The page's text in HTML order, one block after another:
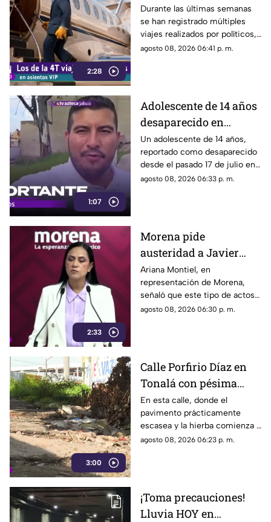
2:28
sin ninguna
preocupación
Durante las últimas semanas
se han registrado múltiples
viajes realizados por políticos,
sin que hasta el momento
elevado gasto que han
generado.
agosto 08, 2026 06:41 p. m.
1:07
Adolescente de 14 años
desaparecido en
Tlaquepaque es
trasladado a Jalisco
tras ser localizado en
Michoacán
Un adolescente de 14 años,
reportado como desaparecido
desde el pasado 17 de julio en
Tlaquepaque, fue localizado
agosto 08, 2026 06:33 p. m.
2:33
Morena pide
austeridad a Javier
May, pero el ejemplo
parece faltar en casa
Ariana Montiel, en
representación de Morena,
señaló que este tipo de actos y
el gasto de recursos
austeridad establecidos por el
partido.
agosto 08, 2026 06:30 p. m.
3:00
Calle Porfirio Díaz en
Tonalá con pésima
vialidad y basura por
todas partes
En esta calle, donde el
pavimento prácticamente
escasea y la hierba comienza a
ganar terreno, los vecinos
resultados.
agosto 08, 2026 06:23 p. m.
¡Toma precauciones!
Lluvia HOY en